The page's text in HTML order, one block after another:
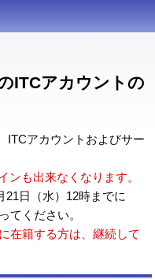
ITCアカウントの
ITCアカウントおよびサー
ンも出来なくなります。
21日（水）12時までに
てください。
在籍する方は、継続して